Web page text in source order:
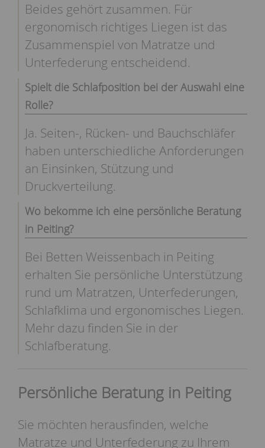
Beides gehört zusammen. Für
ergonomisch richtiges Liegen ist das
Zusammenspiel von Matratze und
Unterfederung entscheidend.
Spielt die Schlafposition bei der Auswahl eine
Rolle?
Ja. Seiten-, Rücken- und Bauchschläfer
haben unterschiedliche Anforderungen
an Einsinken, Stützung und
Druckverteilung.
Wo bekomme ich eine persönliche Beratung
in Peiting?
Bei Betten Weissenbach in Peiting
erhalten Sie persönliche Unterstützung
rund um Matratzen, Unterfederungen,
Schlafklima und ergonomisches Liegen.
Mehr dazu finden Sie in der
Schlafberatung.
Persönliche Beratung in Peiting
Sie möchten herausfinden, welche
Matratze und Unterfederung zu Ihrem